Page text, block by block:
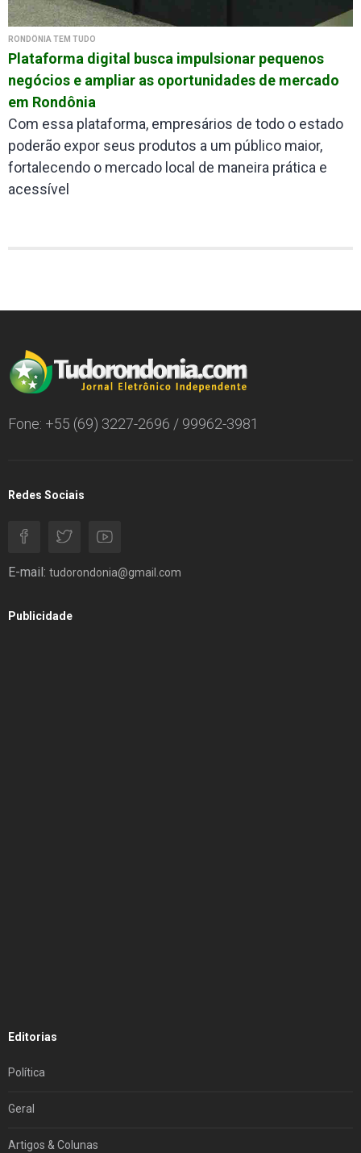
RONDÔNIA TEM TUDO
Plataforma digital busca impulsionar pequenos
negócios e ampliar as oportunidades de mercado
em Rondônia
Com essa plataforma, empresários de todo o estado
poderão expor seus produtos a um público maior,
fortalecendo o mercado local de maneira prática e
acessível
Fone: +55 (69) 3227-2696 / 99962-3981
Redes Sociais
E-mail: tudorondonia@gmail.com
Publicidade
Editorias
Política
Geral
Artigos & Colunas